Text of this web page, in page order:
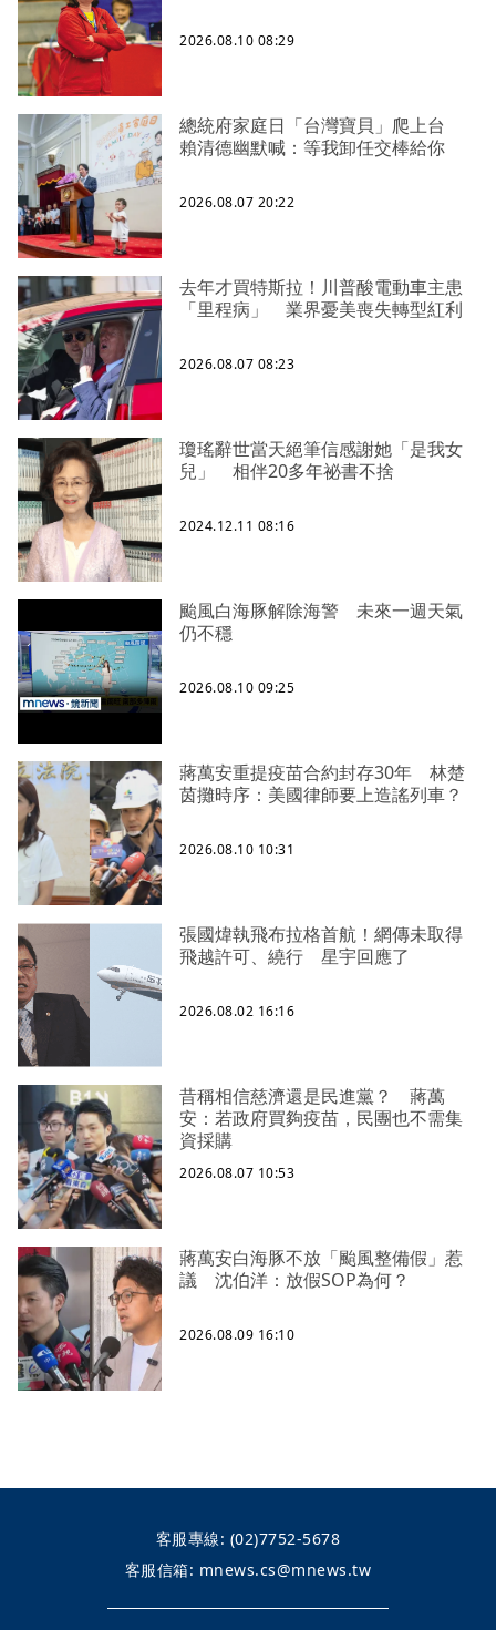
2026.08.10 08:29
總統府家庭日「台灣寶貝」爬上台
賴清德幽默喊：等我卸任交棒給你
2026.08.07 20:22
去年才買特斯拉！川普酸電動車主患
「里程病」 業界憂美喪失轉型紅利
2026.08.07 08:23
瓊瑤辭世當天絕筆信感謝她「是我女
兒」 相伴20多年祕書不捨
2024.12.11 08:16
颱風白海豚解除海警 未來一週天氣
仍不穩
2026.08.10 09:25
蔣萬安重提疫苗合約封存30年 林楚
茵攤時序：美國律師要上造謠列車？
2026.08.10 10:31
張國煒執飛布拉格首航！網傳未取得
飛越許可、繞行 星宇回應了
2026.08.02 16:16
昔稱相信慈濟還是民進黨？ 蔣萬
安：若政府買夠疫苗，民團也不需集
資採購
2026.08.07 10:53
蔣萬安白海豚不放「颱風整備假」惹
議 沈伯洋：放假SOP為何？
2026.08.09 16:10
客服專線: (02)7752-5678
客服信箱: mnews.cs@mnews.tw